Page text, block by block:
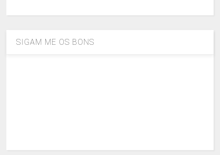
SIGAM ME OS BONS